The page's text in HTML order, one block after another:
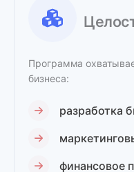
Программа
бизнеса:
разработка
финансовое